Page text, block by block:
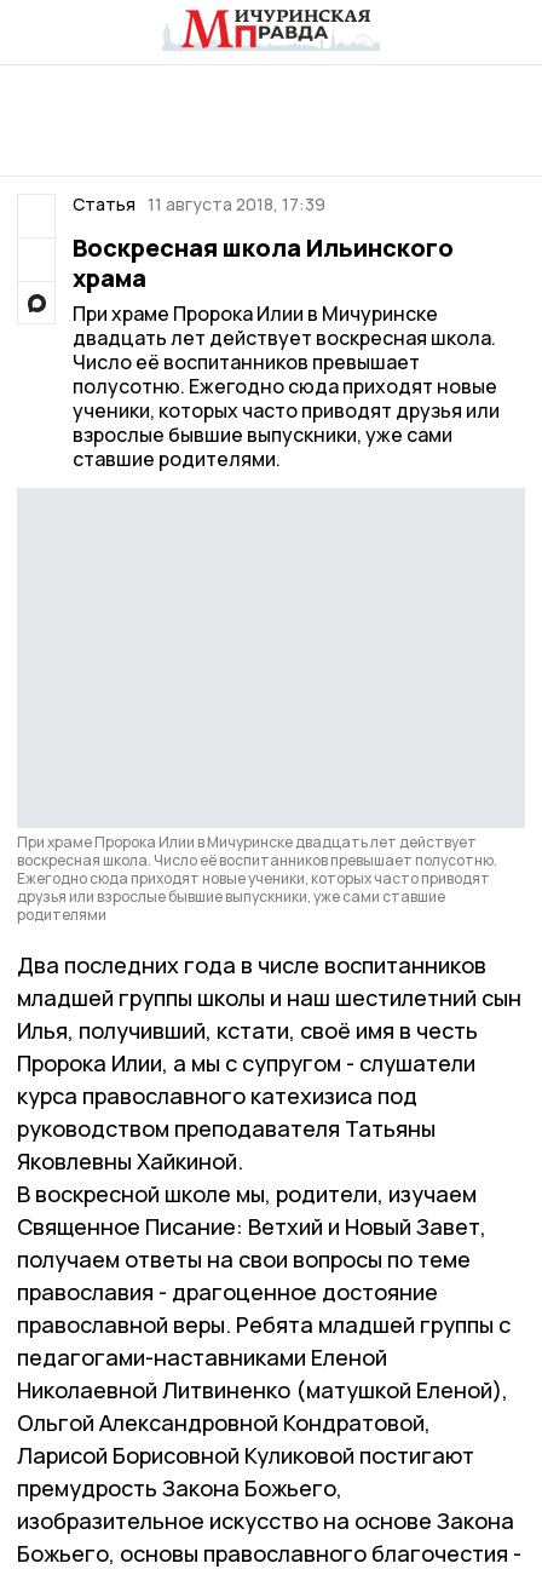
Статья 11 августа 2018, 17:39
Воскресная школа Ильинского
храма
При храме Пророка Илии в Мичуринске
двадцать лет действует воскресная школа.
Число её воспитанников превышает
полусотню. Ежегодно сюда приходят новые
ученики, которых часто приводят друзья или
взрослые бывшие выпускники, уже сами
ставшие родителями.
При храме Пророка Илии в Мичуринске двадцать лет действует
воскресная школа. Число её воспитанников превышает полусотню.
Ежегодно сюда приходят новые ученики, которых часто приводят
друзья или взрослые бывшие выпускники, уже сами ставшие
родителями
Два последних года в числе воспитанников
младшей группы школы и наш шестилетний сын
Илья, получивший, кстати, своё имя в честь
Пророка Илии, а мы с супругом - слушатели
курса православного катехизиса под
руководством преподавателя Татьяны
Яковлевны Хайкиной.
В воскресной школе мы, родители, изучаем
Священное Писание: Ветхий и Новый Завет,
получаем ответы на свои вопросы по теме
православия - драгоценное достояние
православной веры. Ребята младшей группы с
педагогами-наставниками Еленой
Николаевной Литвиненко (матушкой Еленой),
Ольгой Александровной Кондратовой,
Ларисой Борисовной Куликовой постигают
премудрость Закона Божьего,
изобразительное искусство на основе Закона
Божьего, основы православного благочестия -